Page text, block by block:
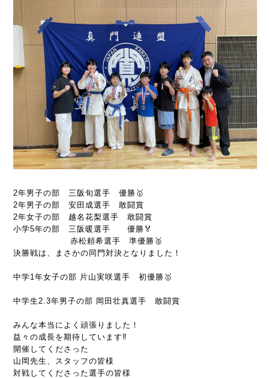
2年男子の部 三阪旬選手 優勝🥇
2年男子の部 安田成選手 敢闘賞
2年女子の部 越名花梨選手 敢闘賞
小学5年の部 三阪暖選手 優勝🏅
赤松頼希選手 準優勝🥈
決勝戦は、まさかの同門対決となりました！
中学1年女子の部 片山実咲選手 初優勝🥇
中学生2.3年男子の部 岡田壮真選手 敢闘賞
みんな本当によく頑張りました！
益々の成長を期待しています‼️
開催してくださった
山岡先生、スタッフの皆様
対戦してくださった選手の皆様